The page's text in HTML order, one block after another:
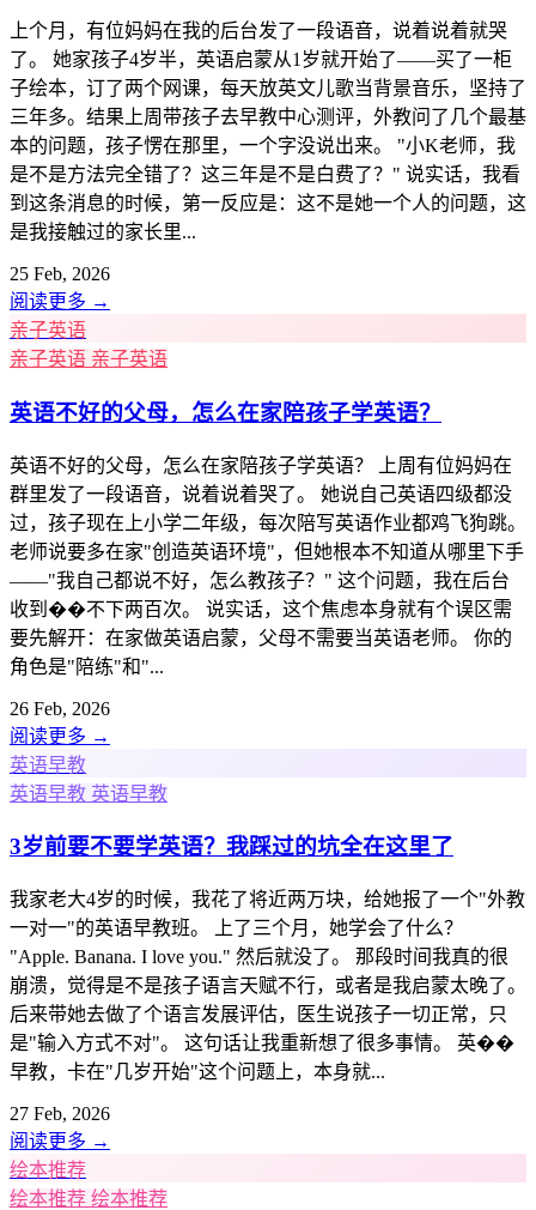
上个月，有位妈妈在我的后台发了一段语音，说着说着就哭
了。 她家孩子4岁半，英语启蒙从1岁就开始了——买了一柜
子绘本，订了两个网课，每天放英文儿歌当背景音乐，坚持了
三年多。结果上周带孩子去早教中心测评，外教问了几个最基
本的问题，孩子愣在那里，一个字没说出来。 "小K老师，我
是不是方法完全错了？这三年是不是白费了？" 说实话，我看
到这条消息的时候，第一反应是：这不是她一个人的问题，这
是我接触过的家长里...
25 Feb, 2026
阅读更多 →
亲子英语
亲子英语 亲子英语
英语不好的父母，怎么在家陪孩子学英语？
英语不好的父母，怎么在家陪孩子学英语？ 上周有位妈妈在
群里发了一段语音，说着说着哭了。 她说自己英语四级都没
过，孩子现在上小学二年级，每次陪写英语作业都鸡飞狗跳。
老师说要多在家"创造英语环境"，但她根本不知道从哪里下手
——"我自己都说不好，怎么教孩子？" 这个问题，我在后台
收到��不下两百次。 说实话，这个焦虑本身就有个误区需
要先解开：在家做英语启蒙，父母不需要当英语老师。 你的
角色是"陪练"和"...
26 Feb, 2026
阅读更多 →
英语早教
英语早教 英语早教
3岁前要不要学英语？我踩过的坑全在这里了
我家老大4岁的时候，我花了将近两万块，给她报了一个"外教
一对一"的英语早教班。 上了三个月，她学会了什么？
"Apple. Banana. I love you." 然后就没了。 那段时间我真的很
崩溃，觉得是不是孩子语言天赋不行，或者是我启蒙太晚了。
后来带她去做了个语言发展评估，医生说孩子一切正常，只
是"输入方式不对"。 这句话让我重新想了很多事情。 英��
早教，卡在"几岁开始"这个问题上，本身就...
27 Feb, 2026
阅读更多 →
绘本推荐
绘本推荐 绘本推荐